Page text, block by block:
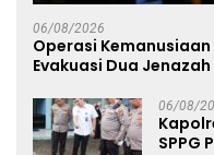
06/08/2026
Operasi
Evakuasi Dua
06/08/
SPPG